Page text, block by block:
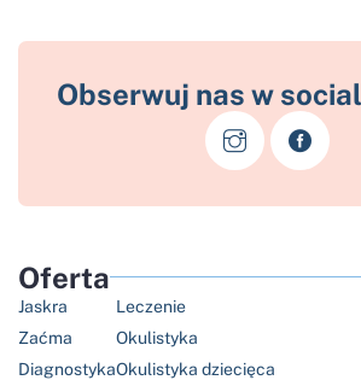
Obserwuj nas w
Oferta
Jaskra
Zaćma
Diagnostyka
Leczenie
Okulistyka
Okulistyka dziecięca